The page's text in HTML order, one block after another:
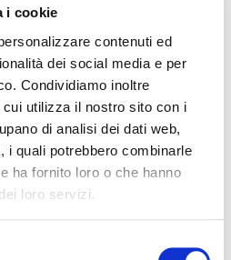
i cookie
contenuti ed
dei social media e per
Condividiamo inoltre
utilizza il nostro sito con i
di analisi dei dati web,
i quali potrebbero combinarle
ha fornito loro o che hanno
loro servizi.
sul busto di bronzo si
spontaneo di corrosione. I
infatti formano naturalmente
tipicamente chiamati “patina”,
protezione al substrato
dell’acidità e degli
umide, il fenomeno della
accelerato. In atmosfera
instabili e quindi parzialmente
evidenziato dalla presenza